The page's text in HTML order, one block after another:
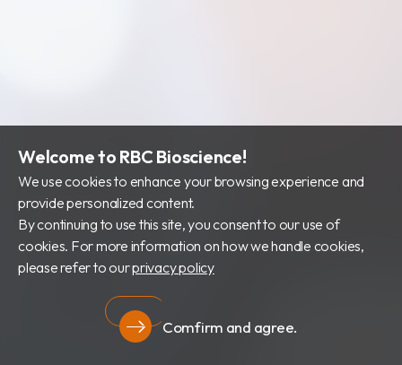
隱私權政策
Welcome to RBC Bioscience!
We use cookies to enhance your browsing experience and
provide personalized content.
By continuing to use this site, you consent to our use of
cookies. For more information on how we handle cookies,
please refer to ourprivacy policy
Comfirm and agree.